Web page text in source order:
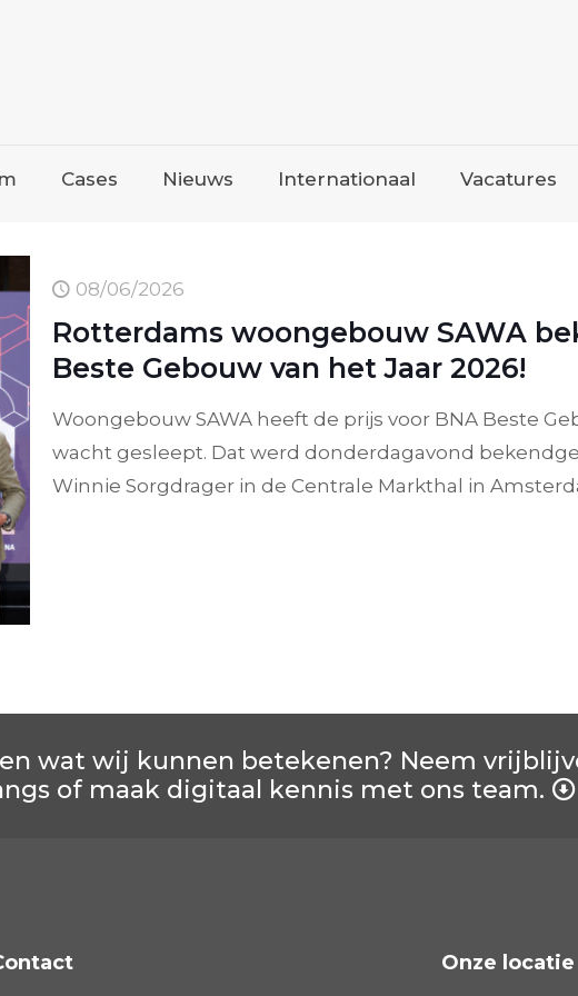
Cases Nieuws Internationaal Vacatures
08/06/2026
Rotterdams woongebouw SAWA
Beste Gebouw van het Jaar 2026!
Woongebouw SAWA heeft de prijs voor BNA Beste
wacht gesleept. Dat werd donderdagavond
Winnie Sorgdrager in de Centrale Markthal in
wat wij kunnen betekenen? Neem
of maak digitaal kennis met ons team.
Onze locatie